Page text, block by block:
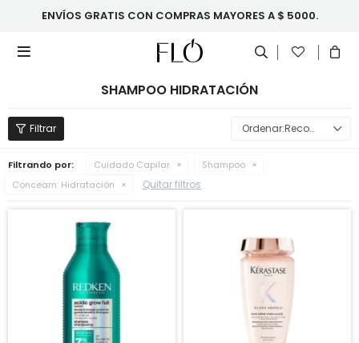
ENVÍOS GRATIS CON COMPRAS MAYORES A $ 5000.

SHAMPOO HIDRATACIÓN
Recomendados
Filtrando por: Cuidado Capilar
Shampoo
Concearn: Hidratación Quitar filtros